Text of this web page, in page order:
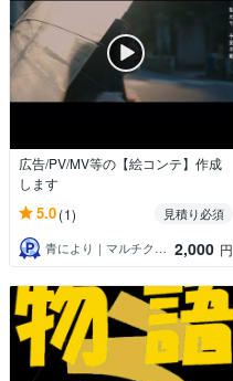
広告/PV/MV等の【絵コンテ】作成
します
5.0(1)
見積り必須
青により｜マルチクリエイター 2,000 円